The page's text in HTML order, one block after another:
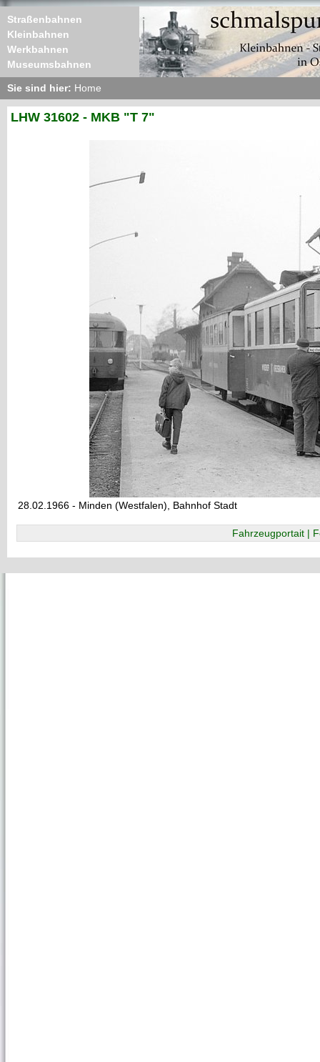
Straßenbahnen
Kleinbahnen
Werkbahnen
Museumsbahnen
Sie sind hier: Home
LHW 31602 - MKB "T 7"
28.02.1966 - Minden (Westfalen), Bahnhof Stadt
Fahrzeugportait |